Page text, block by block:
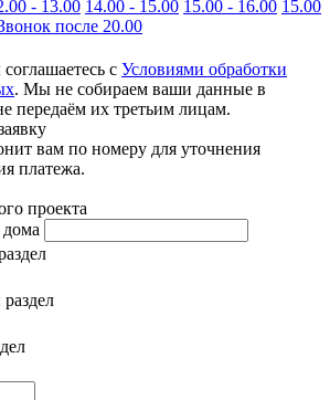
- 13.00 14.00 - 15.00 15.00 - 16.00 15.00
после 20.00
с Условиями обработки
. Мы не собираем ваши данные в
передаём их третьим лицам.
вам по номеру для уточнения
платежа.
проекта